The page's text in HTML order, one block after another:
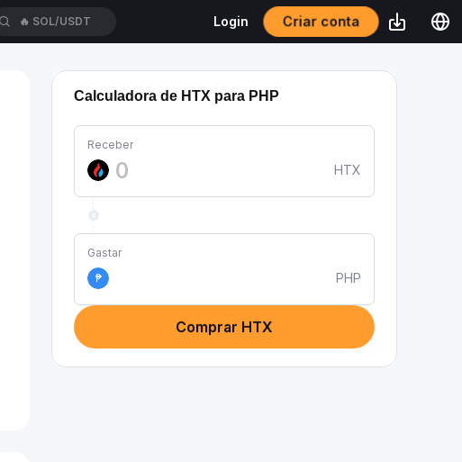
🔥 SOL/USDT Login Criar conta
Calculadora de HTX para PHP
Receber
HTX
Gastar
₱
PHP
Comprar HTX